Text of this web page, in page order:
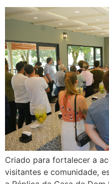
Criado para fortalecer a
visitantes e comunidade,